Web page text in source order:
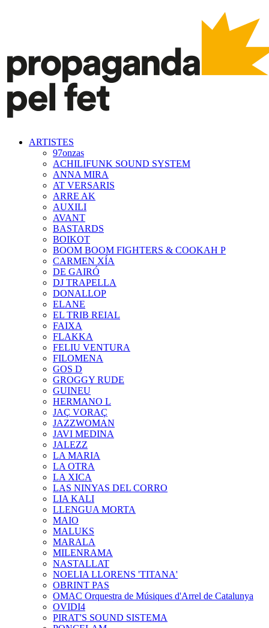
ARTISTES
97onzas
ACHILIFUNK SOUND SYSTEM
ANNA MIRA
AT VERSARIS
ARRE AK
AUXILI
AVANT
BASTARDS
BOIKOT
BOOM BOOM FIGHTERS & COOKAH P
CARMEN XÍA
DE GAIRÓ
DJ TRAPELLA
DONALLOP
ELANE
EL TRIB REIAL
FAIXA
FLAKKA
FELIU VENTURA
FILOMENA
GOS D
GROGGY RUDE
GUINEU
HERMANO L
JAÇ VORAÇ
JAZZWOMAN
JAVI MEDINA
JALEZZ
LA MARIA
LA OTRA
LA XICA
LAS NINYAS DEL CORRO
LIA KALI
LLENGUA MORTA
MAIO
MALUKS
MARALA
MILENRAMA
NASTALLAT
NOELIA LLORENS 'TITANA'
OBRINT PAS
OMAC Orquestra de Músiques d'Arrel de Catalunya
OVIDI4
PIRAT'S SOUND SISTEMA